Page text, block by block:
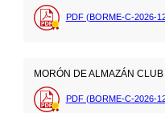
PDF (BORME-C-2026-
MORÓN DE ALMAZÁN
PDF (BORME-C-2026-